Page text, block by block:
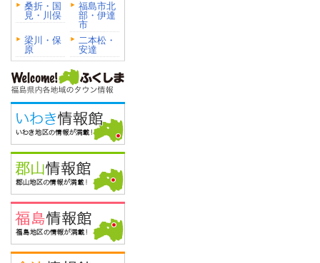
桑折・国
見・川俣
福島市北
部・伊達
市
梁川・保
原
二本松・
安達